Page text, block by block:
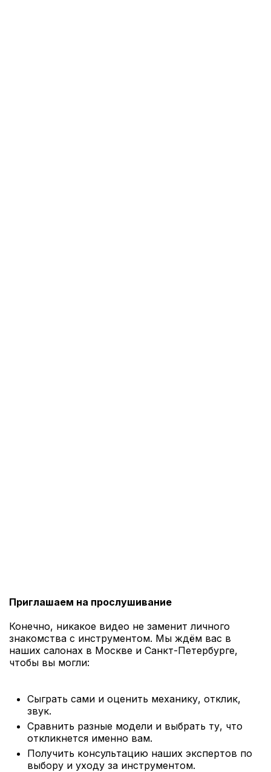
Приглашаем на прослушивание
Конечно, никакое видео не заменит личного
знакомства с инструментом. Мы ждём вас в
наших салонах в Москве и Санкт-Петербурге,
чтобы вы могли:
Сыграть сами и оценить механику, отклик,
звук.
Сравнить разные модели и выбрать ту, что
откликнется именно вам.
Получить консультацию наших экспертов по
выбору и уходу за инструментом.